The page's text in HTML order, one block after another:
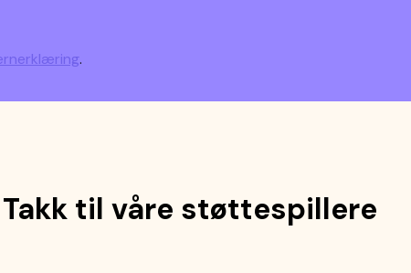
.
Takk til våre støttespillere